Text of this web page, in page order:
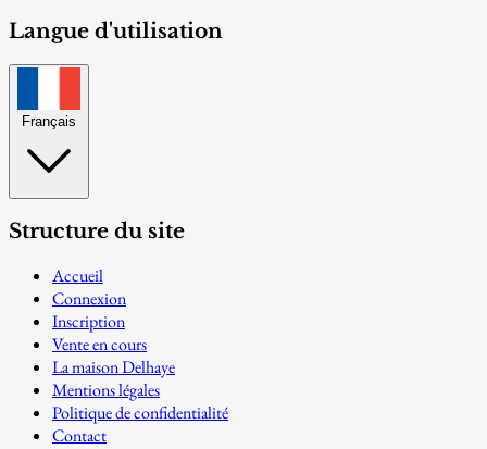
Langue d'utilisation
Français
Structure du site
Accueil
Connexion
Inscription
Vente en cours
La maison Delhaye
Mentions légales
Politique de confidentialité
Contact